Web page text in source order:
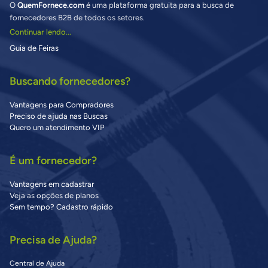
O QuemFornece.com é uma plataforma gratuita para a busca de
fornecedores B2B de todos os setores.
Continuar lendo...
Guia de Feiras
Buscando fornecedores?
Vantagens para Compradores
Preciso de ajuda nas Buscas
Quero um atendimento VIP
É um fornecedor?
Vantagens em cadastrar
Veja as opções de planos
Sem tempo? Cadastro rápido
Precisa de Ajuda?
Central de Ajuda